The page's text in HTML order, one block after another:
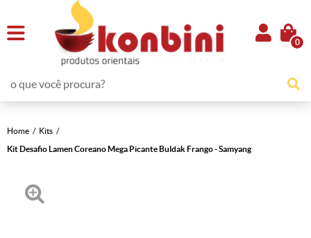
0
Home
Kits
Kit Desafio Lamen Coreano Mega Picante Buldak Frango - Samyang